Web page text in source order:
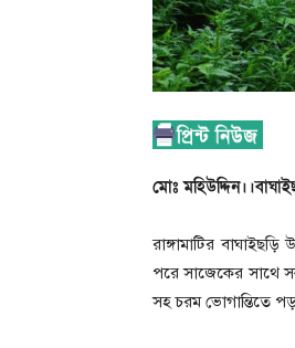
মোঃ মহিউদ্দিন।।
রাঙ্গামাটির
পরে সাজেকের সাথে
সহ চরম ভোগান্তিতে